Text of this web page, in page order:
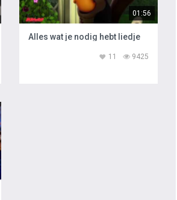
01:56
Alles wat je nodig hebt liedje
9425
11